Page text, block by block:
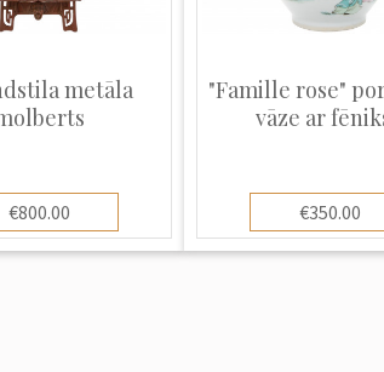
metāla
€800.00
"Famille rose"
vāze ar
€350.00